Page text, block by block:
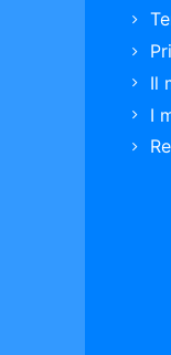
Il
I